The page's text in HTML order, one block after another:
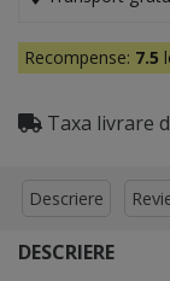
Recompense: 7.5
Taxa livrare
Descriere
DESCRIERE